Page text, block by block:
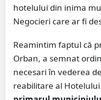
hotelului din inima
Negocieri care ar fi
Reamintim faptul că
Orban, a semnat
necesari în vederea
reabilitare al Hotelului